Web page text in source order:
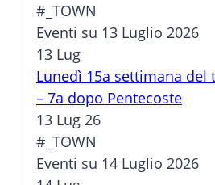
#_TOWN
Eventi su 13 Luglio 2026
13 Lug
Lunedì 15a settimana
– 7a dopo Pentecoste
13 Lug 26
#_TOWN
Eventi su 14 Luglio 2026